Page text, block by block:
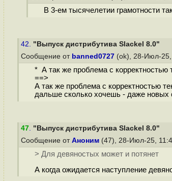
В 3-ем тысячелетии грамотности
42. "Выпуск дистрибутива Slackel 8.0"
Сообщение от banned0727 (ok), 28-Июл-
* А так же проблема с корректностью
==>
А так же проблема с корректностью
дальше сколько хочешь - даже новых
47. "Выпуск дистрибутива Slackel 8.0"
Сообщение от Аноним (47), 28-Июл-25,
> Для девяностых может и потянет
А когда ожидается наступление